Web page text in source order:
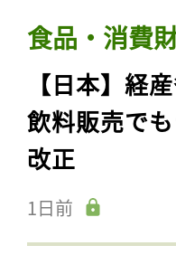
食品・消費
【日本】経
飲料販売で
改正
1日前